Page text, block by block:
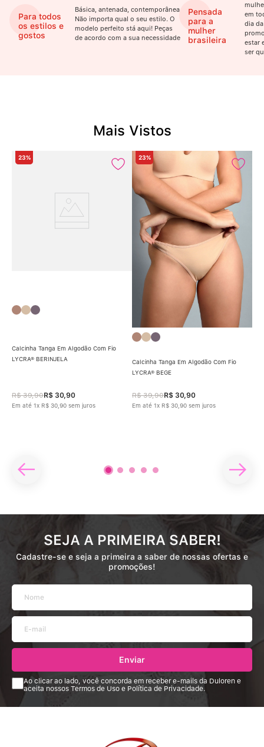
Para todos
os estilos e
gostos
Básica, antenada, contemporânea.
Não importa qual o seu estilo. O
modelo perfeito stá aqui! Peças
de acordo com a sua necessidade
Pensada
para a
mulher
brasileira
em
dia
estar
ser
Mais Vistos
23%
Calcinha Tanga Em Algodão Com Fio
LYCRA® BERINJELA
R$ 39,90R$ 30,90
Em até 1x R$ 30 90 sem juros
23%
Calcinha Tanga Em Algodão Com Fio
LYCRA® BEGE
R$ 39,90R$ 30,90
Em até 1x R$ 30 90 sem juros
SEJA A PRIMEIRA SABER!
Cadastre-se e seja a primeira a saber de nossas ofertas e
promoções!
Enviar
Ao clicar ao lado, você concorda em receber e-mails da Duloren e
aceita nossos Termos de Uso e Política de Privacidade.